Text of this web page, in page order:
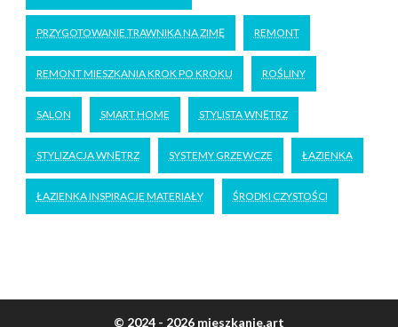
PRZYGOTOWANIE TRAWNIKA NA ZIMĘ REMONT
REMONT MIESZKANIA KROK PO KROKU ROŚLINY
SALON SMART HOME STYLISTA WNĘTRZ
STYLIZACJA WNĘTRZ SYSTEMY GRZEWCZE ŁAZIENKA
ŁAZIENKA INSPIRACJE MATERIAŁY ŚRODKI CZYSTOŚCI
© 2024 - 2026 mieszkanie.art